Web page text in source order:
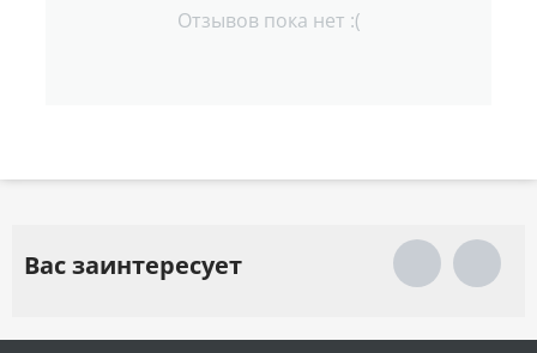
Отзывов пока нет :(
Вас заинтересует